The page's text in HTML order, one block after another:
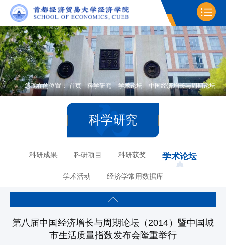
您现在的位置：首页 - 科学研究 - 学术论坛 - 中国经济增长与周期论坛
科学研究
科研成果 科研项目 科研获奖 学术论坛
学术活动 经济学常用数据库
第八届中国经济增长与周期论坛（2014）暨中国城
市生活质量指数发布会隆重举行